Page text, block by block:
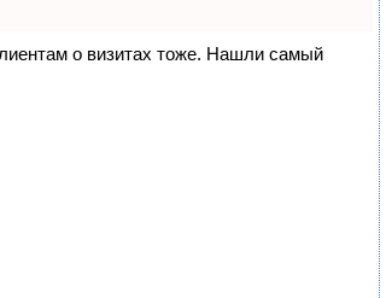
о визитах тоже. Нашли самый